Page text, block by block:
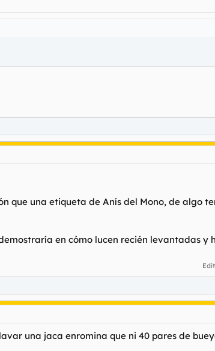
que una etiqueta de Anís del Mono, de algo
en cómo lucen recién levantadas y
una jaca enromina que ni 40 pares de